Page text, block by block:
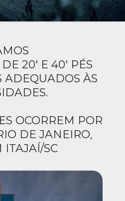
20' E 40' PÉS
ADEQUADOS ÀS
OCORREM POR
DE JANEIRO,
ITAJAÍ/SC